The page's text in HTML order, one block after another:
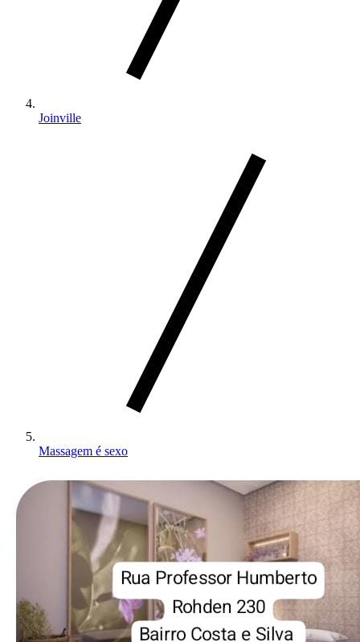
Joinville
Massagem é sexo